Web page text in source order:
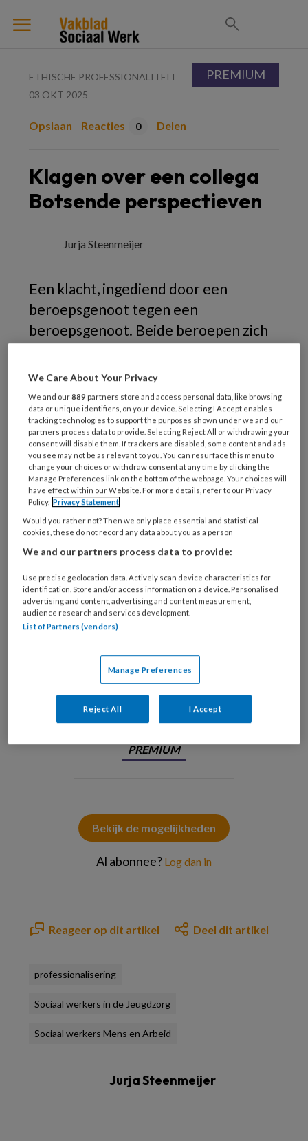
ETHISCHE PROFESSIONALITEIT
03 OKT 2025
Opslaan Reacties 0 Delen
Klagen over een collega
Botsende perspectieven
Jurja Steenmeijer
Een klacht, ingediend door een
beroepsgenoot tegen een
beroepsgenoot. Beide beroepen zich
belang van samenwerking en inbreng,
de ander op het belang van regie en
duidelijkheid. Voor het vertrouwen in
de beroepsgroep hoeven we het niet
altijd met elkaar eens te zijn, maar wel
dat we verschillen van mening
constructief hanteren.
© Dilok / Stock.adobe.com
PREMIUM
Bekijk de mogelijkheden
Al abonnee? Log dan in
PREMIUM
Reageer op dit artikel Deel dit artikel
professionalisering
Sociaal werkers in de Jeugdzorg
Sociaal werkers Mens en Arbeid
Jurja Steenmeijer
We Care About Your Privacy
We and our889 partners store and access personal data, like browsing
data or unique identifiers, on your device. Selecting I Accept enables
tracking technologies to support the purposes shown under we and our
partners process data to provide. Selecting Reject All or withdrawing your
consent will disable them. If trackers are disabled, some content and ads
you see may not be as relevant to you. You can resurface this menu to
change your choices or withdraw consent at any time by clicking the
Manage Preferences link on the bottom of the webpage. Your choices will
have effect within our Website. For more details, refer to our Privacy
Policy. Privacy Statement
Would you rather not? Then we only place essential and statistical
cookies, these do not record any data about you as a person
We and our partners process data to provide:
Use precise geolocation data. Actively scan device characteristics for
identification. Store and/or access information on a device. Personalised
advertising and content, advertising and content measurement,
audience research and services development.
List of Partners (vendors)
Manage Preferences
Reject All I Accept